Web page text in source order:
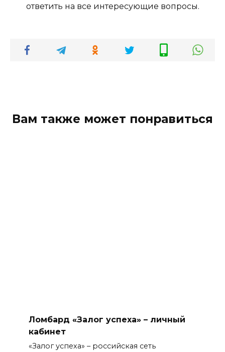
ответить на все интересующие вопросы.
Вам также может понравиться
Ломбард «Залог успеха» – личный
кабинет
«Залог успеха» – российская сеть